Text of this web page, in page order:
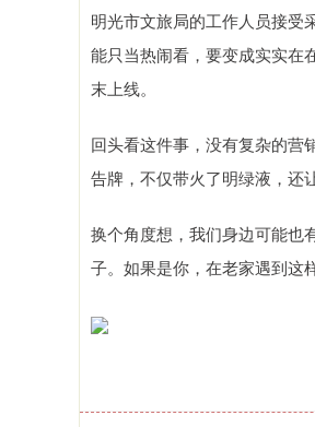
明光市文旅局的工作人员接受
能只当热闹看，要变成实实在
末上线。
回头看这件事，没有复杂的营
告牌，不仅带火了明绿液，还
换个角度想，我们身边可能也
子。如果是你，在老家遇到这